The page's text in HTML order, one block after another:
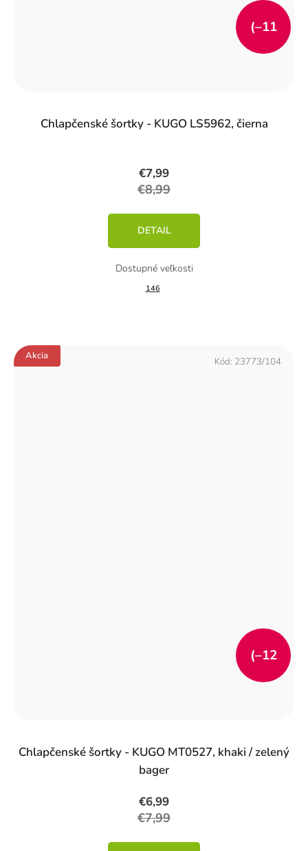
Chlapčenské šortky - KUGO LS5962, čierna
€7,99
€8,99
(–11
DETAIL
146
Akcia
Chlapčenské šortky - KUGO MT0527, khaki / zelený
bager
€6,99
€7,99
(–12
Kód: 23773/104